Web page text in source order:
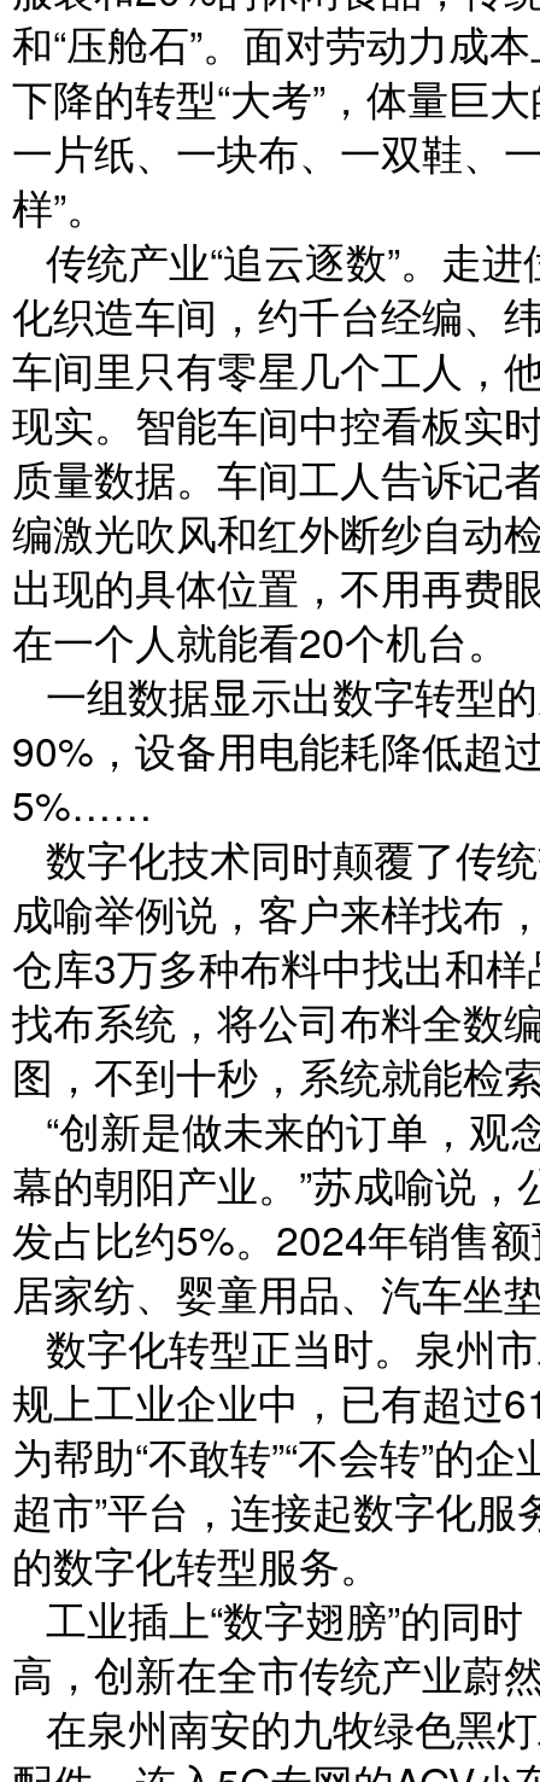
和“压舱石”。面对劳动力成
下降的转型“大考”，体量巨
一片纸、一块布、一双鞋、
样”。
传统产业“追云逐数”。走
化织造车间，约千台经编、
车间里只有零星几个工人，
现实。智能车间中控看板实
质量数据。车间工人告诉记
编激光吹风和红外断纱自动
出现的具体位置，不用再费
在一个人就能看20个机台。
一组数据显示出数字转型
90%，设备用电能耗降低超
5%……
数字化技术同时颠覆了传
成喻举例说，客户来样找布
仓库3万多种布料中找出和
找布系统，将公司布料全数
图，不到十秒，系统就能检
“创新是做未来的订单，观
幕的朝阳产业。”苏成喻说
发占比约5%。2024年销售
居家纺、婴童用品、汽车坐
数字化转型正当时。泉州
规上工业企业中，已有超过
为帮助“不敢转”“不会转”的
超市”平台，连接起数字化
的数字化转型服务。
工业插上“数字翅膀”的同
高，创新在全市传统产业蔚
在泉州南安的九牧绿色黑